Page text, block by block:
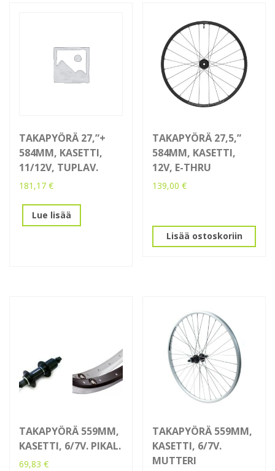
TAKAPYÖRÄ 27,”+
584MM, KASETTI,
11/12V, TUPLAV.
181,17 €
Lue lisää
TAKAPYÖRÄ 27,5,”
584MM, KASETTI,
12V, E-THRU
139,00€
Lisää ostoskoriin
TAKAPYÖRÄ 559MM,
KASETTI, 6/7V. PIKAL.
69,83 €
TAKAPYÖRÄ 559MM,
KASETTI, 6/7V.
MUTTERI